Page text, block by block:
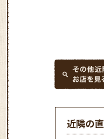
近隣の